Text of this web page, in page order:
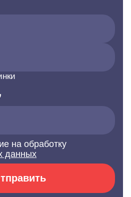
на обработку
данных